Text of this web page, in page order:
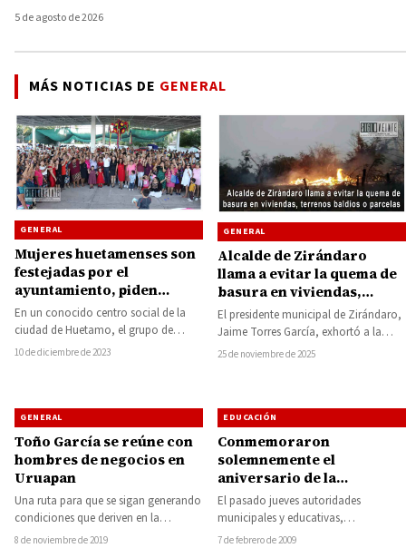
5 de agosto de 2026
MÁS NOTICIAS DE GENERAL
GENERAL
Mujeres huetamenses son
festejadas por el
ayuntamiento, piden
continuidad en el
liderazgo municipal
En un conocido centro social de la
ciudad de Huetamo, el grupo de
mujeres liderado por la titular…
10 de diciembre de 2023
GENERAL
Alcalde de Zirándaro
llama a evitar la quema de
basura en viviendas,
terrenos baldíos o
parcelas
El presidente municipal de Zirándaro,
Jaime Torres García, exhortó a la
población a colaborar para evitar la
25 de noviembre de 2025
GENERAL
Toño García se reúne con
hombres de negocios en
Uruapan
Una ruta para que se sigan generando
condiciones que deriven en la
creación de más fuentes de empleo,…
8 de noviembre de 2019
EDUCACIÓN
Conmemoraron
solemnemente el
aniversario de la
Constitución Política de
México
El pasado jueves autoridades
municipales y educativas,
conmemoraron el XCII aniversario de
7 de febrero de 2009